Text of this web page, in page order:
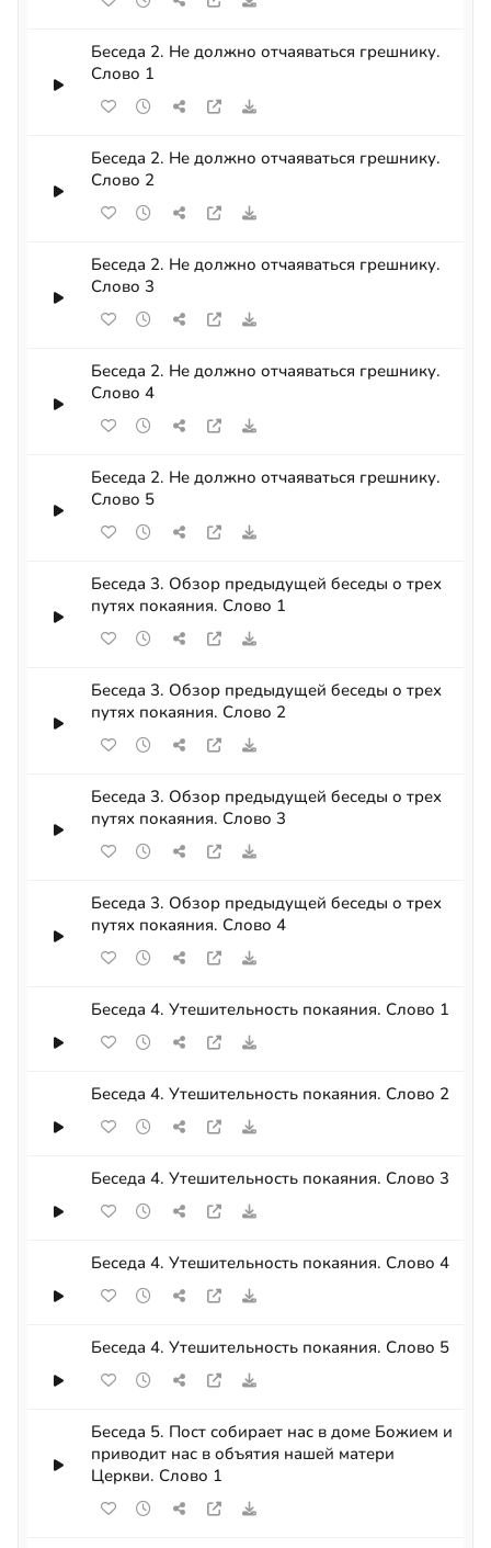
Беседа 2. Не должно отчаяваться грешнику.
Слово 1
Беседа 2. Не должно отчаяваться грешнику.
Слово 2
Беседа 2. Не должно отчаяваться грешнику.
Слово 3
Беседа 2. Не должно отчаяваться грешнику.
Слово 4
Беседа 2. Не должно отчаяваться грешнику.
Слово 5
Беседа 3. Обзор предыдущей беседы о трех
путях покаяния. Слово 1
Беседа 3. Обзор предыдущей беседы о трех
путях покаяния. Слово 2
Беседа 3. Обзор предыдущей беседы о трех
путях покаяния. Слово 3
Беседа 3. Обзор предыдущей беседы о трех
путях покаяния. Слово 4
Беседа 4. Утешительность покаяния. Слово 1
Беседа 4. Утешительность покаяния. Слово 2
Беседа 4. Утешительность покаяния. Слово 3
Беседа 4. Утешительность покаяния. Слово 4
Беседа 4. Утешительность покаяния. Слово 5
Беседа 5. Пост собирает нас в доме Божием и
приводит нас в объятия нашей матери
Церкви. Слово 1